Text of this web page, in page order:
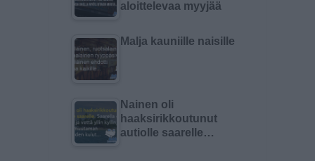
aloittelevaa myyjää
Malja kauniille naisille
Nainen oli
haaksirikkoutunut
autiolle saarelle…